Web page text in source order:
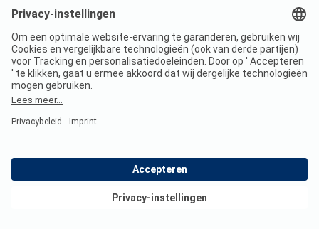
Hoe ver is de dichtstbijzijnde
stad of dorp van Flower
Camping Le Saint Michelet?
camperservicestation op Flower
Camping Le Saint Michelet?
Bekijk deals